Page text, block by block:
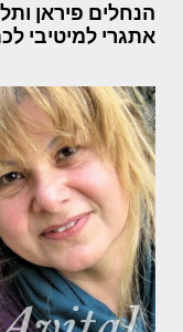
הנחלים פיראן
אתגרי למיטיבי